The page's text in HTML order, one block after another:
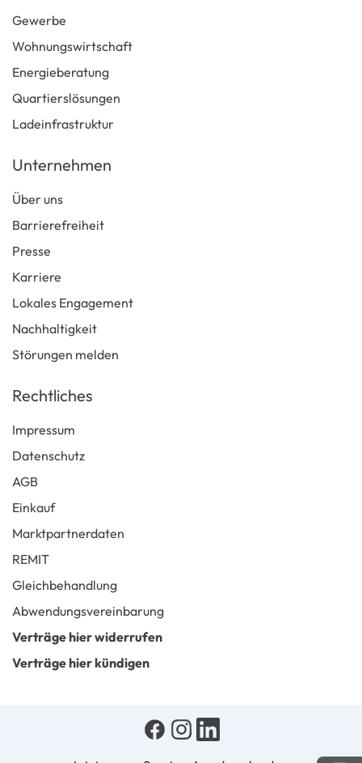
Gewerbe
Wohnungswirtschaft
Energieberatung
Quartierslösungen
Ladeinfrastruktur
Unternehmen
Über uns
Barrierefreiheit
Presse
Karriere
Lokales Engagement
Nachhaltigkeit
Störungen melden
Rechtliches
Impressum
Datenschutz
AGB
Einkauf
Marktpartnerdaten
REMIT
Gleichbehandlung
Abwendungsvereinbarung
Verträge hier widerrufen
Verträge hier kündigen